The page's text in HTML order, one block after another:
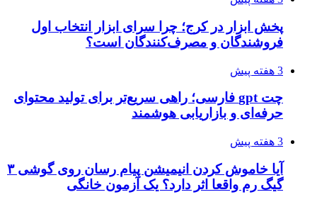
پخش ابزار در کرج؛ چرا سرای ابزار انتخاب اول
فروشندگان و مصرف‌کنندگان است؟
3 هفته پیش
چت gpt فارسی؛ راهی سریع‌تر برای تولید محتوای
حرفه‌ای و بازاریابی هوشمند
3 هفته پیش
آیا خاموش کردن انیمیشن پیام رسان روی گوشی ۳
گیگ رم واقعا اثر دارد؟ یک آزمون خانگی